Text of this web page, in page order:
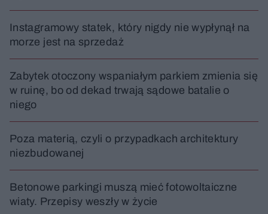
Instagramowy statek, który nigdy nie wypłynął na
morze jest na sprzedaż
Zabytek otoczony wspaniałym parkiem zmienia się
w ruinę, bo od dekad trwają sądowe batalie o
niego
Poza materią, czyli o przypadkach architektury
niezbudowanej
Betonowe parkingi muszą mieć fotowoltaiczne
wiaty. Przepisy weszły w życie